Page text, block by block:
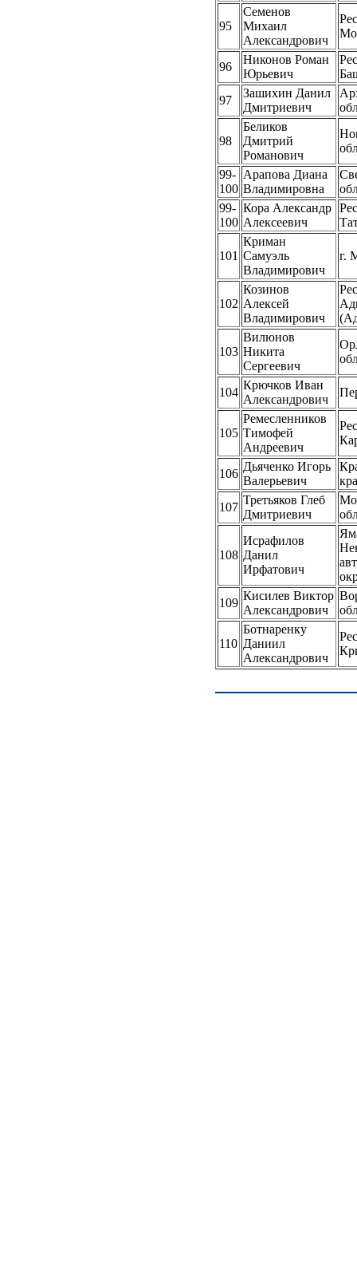
95
Семенов
Михаил
Александрович
96
Никонов Роман
Юрьевич
97
Зашихин Данил
Дмитриевич
98
Беликов
Дмитрий
Романович
99-
100
Арапова Диана
Владимировна
99-
100
Кора Александр
Алексеевич
101
Криман
Самуэль
Владимирович
г.
102
Козинов
Алексей
Владимирович
103
Вилюнов
Никита
Сергеевич
104
Крючков Иван
Александрович
105
Ремесленников
Тимофей
Андреевич
106
Дьяченко Игорь
Валерьевич
107
Третьяков Глеб
Дмитриевич
108
Исрафилов
Данил
Ирфатович
109
Кисилев Виктор
Александрович
110
Ботнаренку
Даниил
Александрович